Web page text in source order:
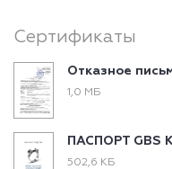
Сертификаты
Отказное
1,0 МБ
ПАСПОРТ GBS
502,6 КБ